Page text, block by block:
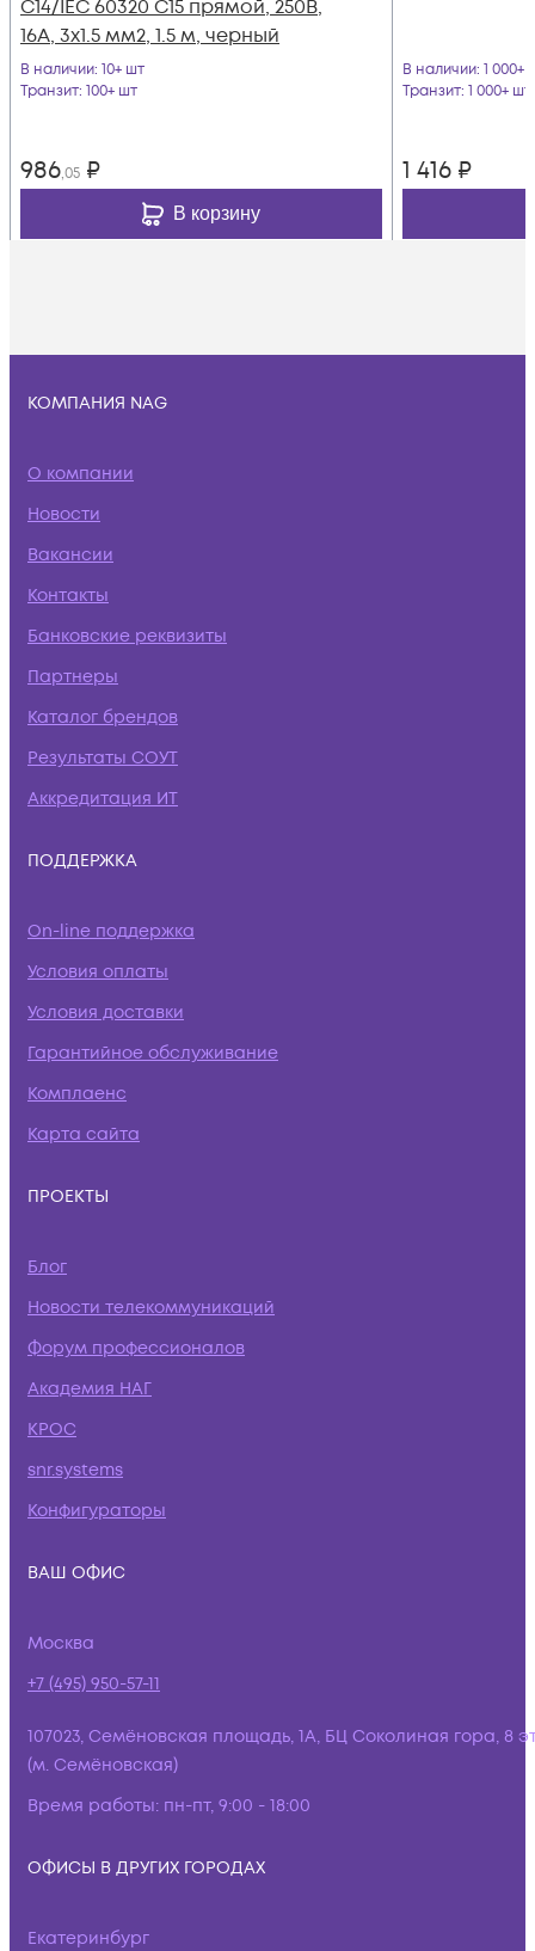
С14/IEC 60320 С15 прямой, 250B,
16A, 3х1.5 мм2, 1.5 м, черный
В наличии: 10+ шт
Транзит: 100+ шт
986,05 ₽
В корзину
В наличии: 1 000+
Транзит: 1 000+ шт
1 416 ₽
КОМПАНИЯ NAG
О компании
Новости
Вакансии
Контакты
Банковские реквизиты
Партнеры
Каталог брендов
Результаты СОУТ
Аккредитация ИТ
ПОДДЕРЖКА
On-line поддержка
Условия оплаты
Условия доставки
Гарантийное обслуживание
Комплаенс
Карта сайта
ПРОЕКТЫ
Блог
Новости телекоммуникаций
Форум профессионалов
Академия НАГ
КРОС
snr.systems
Конфигураторы
ВАШ ОФИС
Москва
+7 (495) 950-57-11
107023, Семёновская площадь, 1А, БЦ Соколиная гора, 8
(м. Семёновская)
Время работы: пн-пт, 9:00 - 18:00
ОФИСЫ В ДРУГИХ ГОРОДАХ
Екатеринбург